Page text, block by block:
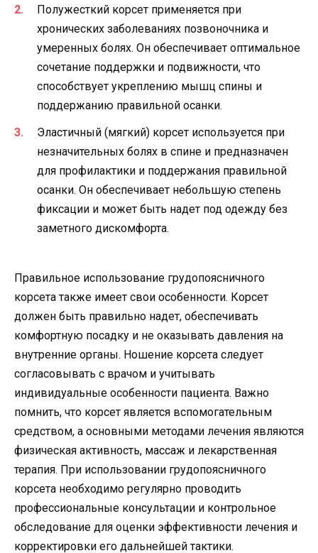
Полужесткий корсет применяется при
хронических заболеваниях позвоночника и
умеренных болях. Он обеспечивает оптимальное
сочетание поддержки и подвижности, что
способствует укреплению мышц спины и
поддержанию правильной осанки.
Эластичный (мягкий) корсет используется при
незначительных болях в спине и предназначен
для профилактики и поддержания правильной
осанки. Он обеспечивает небольшую степень
фиксации и может быть надет под одежду без
заметного дискомфорта.
Правильное использование грудопоясничного
корсета также имеет свои особенности. Корсет
должен быть правильно надет, обеспечивать
комфортную посадку и не оказывать давления на
внутренние органы. Ношение корсета следует
согласовывать с врачом и учитывать
индивидуальные особенности пациента. Важно
помнить, что корсет является вспомогательным
средством, а основными методами лечения являются
физическая активность, массаж и лекарственная
терапия. При использовании грудопоясничного
корсета необходимо регулярно проводить
профессиональные консультации и контрольное
обследование для оценки эффективности лечения и
корректировки его дальнейшей тактики.